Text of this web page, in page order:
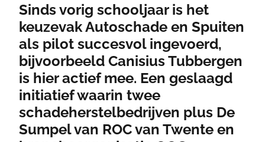
Sinds vorig schooljaar is het
keuzevak Autoschade en Spuiten
als pilot succesvol ingevoerd,
bijvoorbeeld Canisius Tubbergen
is hier actief mee. Een geslaagd
initiatief waarin twee
schadeherstelbedrijven plus De
Sumpel van ROC van Twente en